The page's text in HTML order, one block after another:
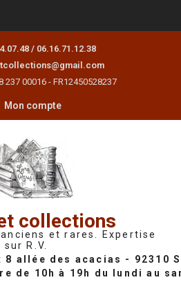
/ 06.16.71.12.38
237 00016 - FR12450528237
Mon compte
collections
et rares. Expertise
sur R.V.